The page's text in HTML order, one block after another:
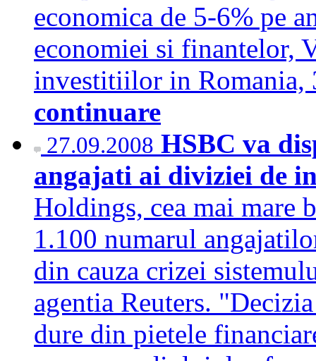
economica de 5-6% pe
economiei si finantelor,
investitiilor in
continuare
27.09.2008 HSBC va
angajati ai diviziei de
Holdings, cea mai mare
1.100 numarul
din cauza crizei
agentia Reuters.
dure din pietele